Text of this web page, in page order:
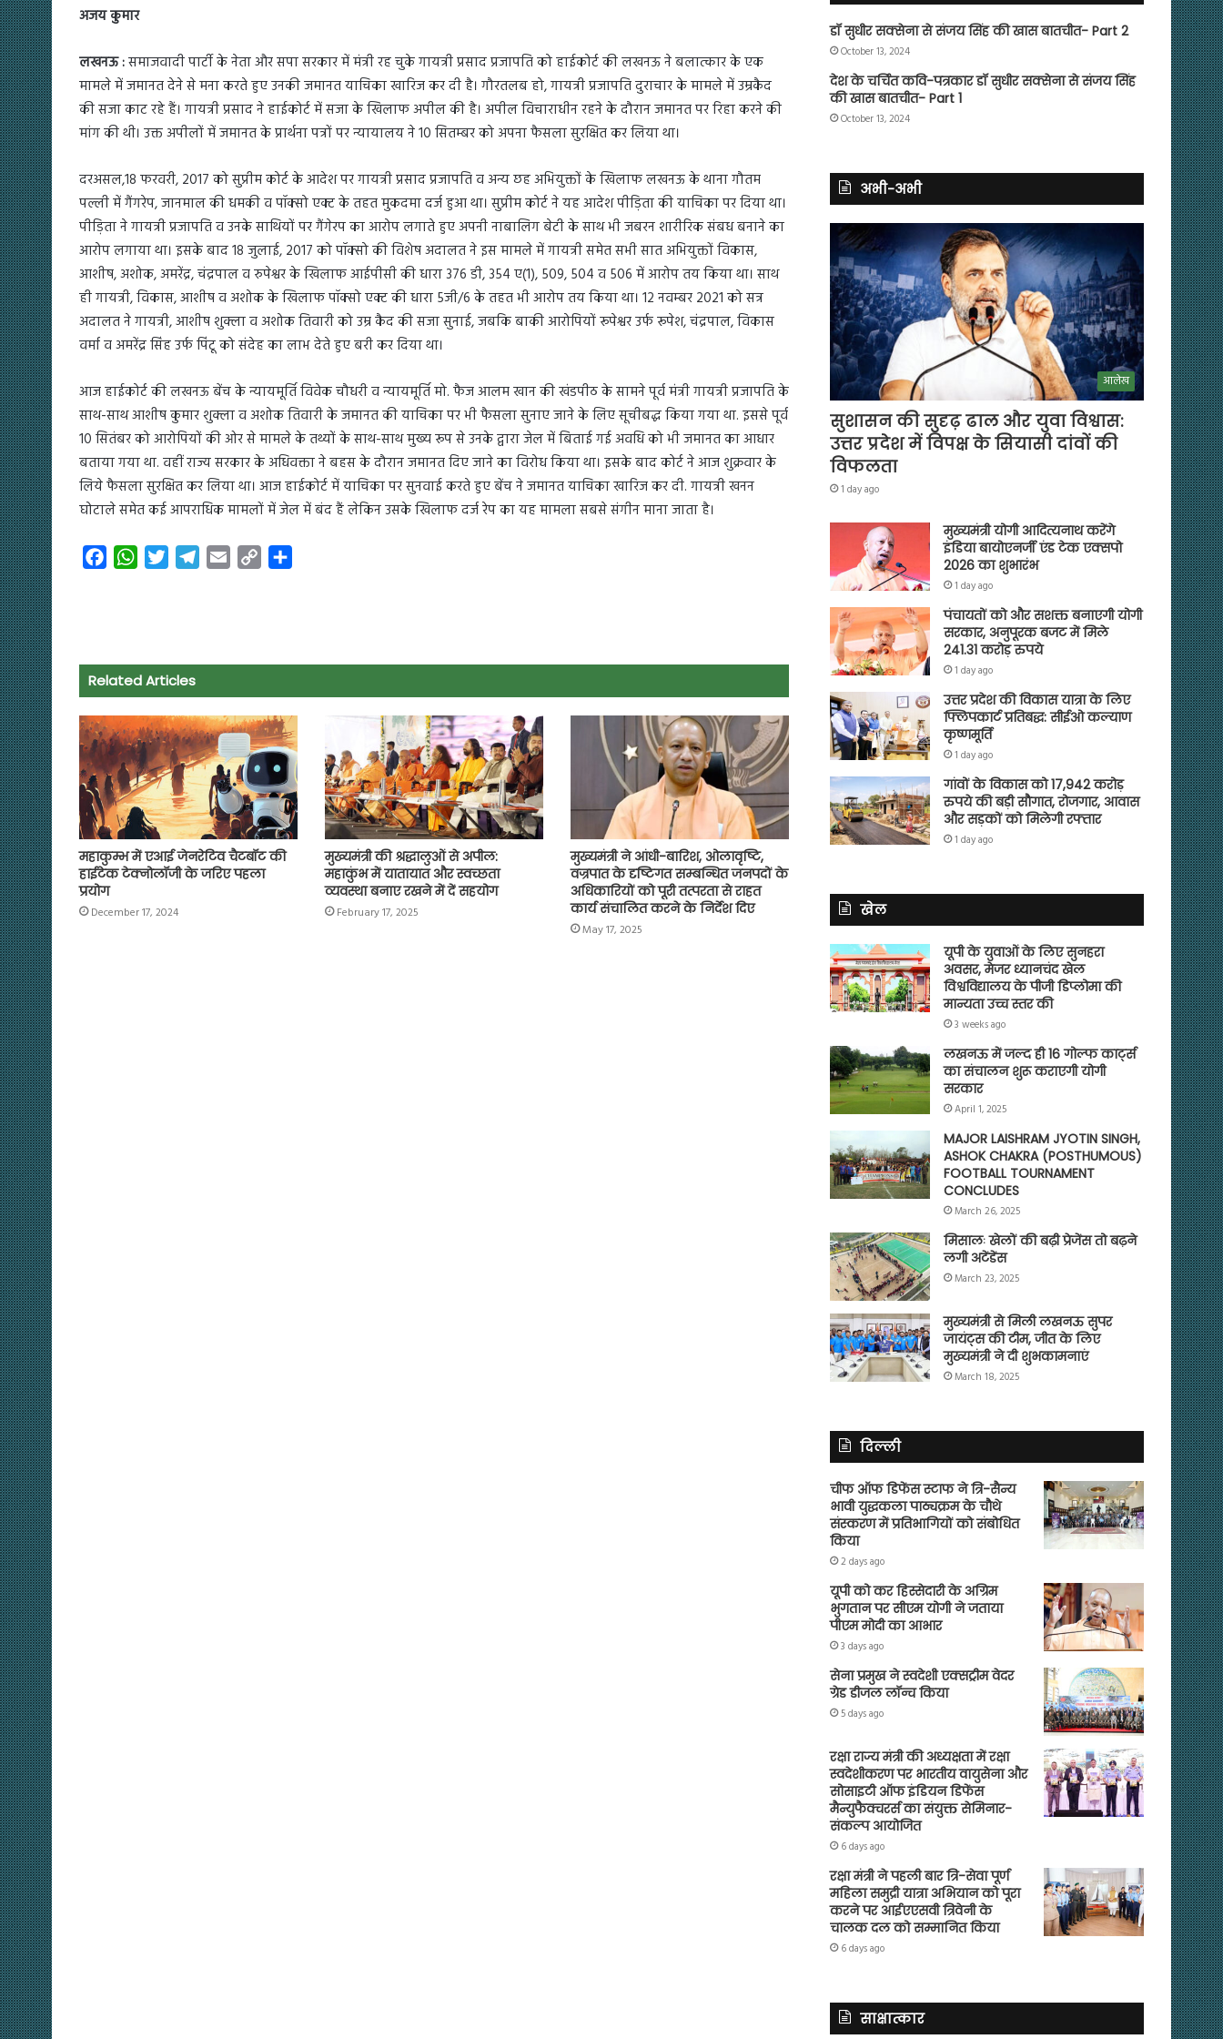
अजय कुमार
लखनऊ :समाजवादी पार्टी के नेता और सपा सरकार में मंत्री रह चुके गायत्री प्रसाद प्रजापति को हाईकोर्ट की लखनऊ ने बलात्कार के एक
मामले में जमानत देने से मना करते हुए उनकी जमानत याचिका खारिज कर दी है। गौरतलब हो, गायत्री प्रजापति दुराचार के मामले में उम्रकैद
की सजा काट रहे हैं। गायत्री प्रसाद ने हाईकोर्ट में सजा के खिलाफ अपील की है। अपील विचाराधीन रहने के दौरान जमानत पर रिहा करने की
मांग की थी। उक्त अपीलों में जमानत के प्रार्थना पत्रों पर न्यायालय ने 10 सितम्बर को अपना फैसला सुरक्षित कर लिया था।
दरअसल,18 फरवरी, 2017 को सुप्रीम कोर्ट के आदेश पर गायत्री प्रसाद प्रजापति व अन्य छह अभियुक्तों के खिलाफ लखनऊ के थाना गौतम
पल्ली में गैंगरेप, जानमाल की धमकी व पॉक्सो एक्ट के तहत मुकदमा दर्ज हुआ था। सुप्रीम कोर्ट ने यह आदेश पीड़िता की याचिका पर दिया था।
पीड़िता ने गायत्री प्रजापति व उनके साथियों पर गैंगेरप का आरोप लगाते हुए अपनी नाबालिग बेटी के साथ भी जबरन शारीरिक संबध बनाने का
आरोप लगाया था। इसके बाद 18 जुलाई, 2017 को पॉक्सो की विशेष अदालत ने इस मामले में गायत्री समेत सभी सात अभियुक्तों विकास,
आशीष, अशोक, अमरेंद्र, चंद्रपाल व रुपेश्वर के खिलाफ आईपीसी की धारा 376 डी, 354 ए(1), 509, 504 व 506 में आरोप तय किया था। साथ
ही गायत्री, विकास, आशीष व अशोक के खिलाफ पॉक्सो एक्ट की धारा 5जी/6 के तहत भी आरोप तय किया था। 12 नवम्बर 2021 को सत्र
अदालत ने गायत्री, आशीष शुक्ला व अशोक तिवारी को उम्र कैद की सजा सुनाई, जबकि बाकी आरोपियों रूपेश्वर उर्फ रूपेश, चंद्रपाल, विकास
वर्मा व अमरेंद्र सिंह उर्फ पिंटू को संदेह का लाभ देते हुए बरी कर दिया था।
आज हाईकोर्ट की लखनऊ बेंच के न्यायमूर्ति विवेक चौधरी व न्यायमूर्ति मो. फैज आलम खान की खंडपीठ के सामने पूर्व मंत्री गायत्री प्रजापति के
साथ-साथ आशीष कुमार शुक्ला व अशोक तिवारी के जमानत की याचिका पर भी फैसला सुनाए जाने के लिए सूचीबद्ध किया गया था. इससे पूर्व
10 सितंबर को आरोपियों की ओर से मामले के तथ्यों के साथ-साथ मुख्य रूप से उनके द्वारा जेल में बिताई गई अवधि को भी जमानत का आधार
बताया गया था. वहीं राज्य सरकार के अधिवक्ता ने बहस के दौरान जमानत दिए जाने का विरोध किया था। इसके बाद कोर्ट ने आज शुक्रवार के
लिये फैसला सुरक्षित कर लिया था। आज हाईकोर्ट में याचिका पर सुनवाई करते हुए बेंच ने जमानत याचिका खारिज कर दी. गायत्री खनन
घोटाले समेत कई आपराधिक मामलों में जेल में बंद हैं लेकिन उसके खिलाफ दर्ज रेप का यह मामला सबसे संगीन माना जाता है।
o
o
k
W
A
p
p
e
r
a
m
n
k
Related Articles
महाकुम्भ में एआई जेनरेटिव चैटबॉट की
हाईटेक टेक्नोलॉजी के जरिए पहला
प्रयोग
December 17, 2024
मुख्यमंत्री की श्रद्धालुओं से अपील:
महाकुंभ में यातायात और स्वच्छता
व्यवस्था बनाए रखने में दें सहयोग
February 17, 2025
मुख्यमंत्री ने आंधी-बारिश, ओलावृष्टि,
वज्रपात के दृष्टिगत सम्बन्धित जनपदों के
अधिकारियों को पूरी तत्परता से राहत
कार्य संचालित करने के निर्देश दिए
May 17, 2025
डॉ सुधीर सक्सेना से संजय सिंह की खास बातचीत- Part 2
October 13, 2024
देश के चर्चित कवि-पत्रकार डॉ सुधीर सक्सेना से संजय सिंह
की खास बातचीत- Part 1
October 13, 2024
अभी-अभी
आलेख
सुशासन की सुदृढ़ ढाल और युवा विश्वास:
उत्तर प्रदेश में विपक्ष के सियासी दांवों की
विफलता
1 day ago
मुख्यमंत्री योगी आदित्यनाथ करेंगे
इंडिया बायोएनर्जी एंड टेक एक्सपो
2026 का शुभारंभ
1 day ago
पंचायतों को और सशक्त बनाएगी योगी
सरकार, अनुपूरक बजट में मिले
241.31 करोड़ रुपये
1 day ago
उत्तर प्रदेश की विकास यात्रा के लिए
फ्लिपकार्ट प्रतिबद्ध: सीईओ कल्याण
कृष्णमूर्ति
1 day ago
गांवों के विकास को 17,942 करोड़
रुपये की बड़ी सौगात, रोजगार, आवास
और सड़कों को मिलेगी रफ्तार
1 day ago
खेल
यूपी के युवाओं के लिए सुनहरा
अवसर, मेजर ध्यानचंद खेल
विश्वविद्यालय के पीजी डिप्लोमा की
मान्यता उच्च स्तर की
3 weeks ago
लखनऊ में जल्द ही 16 गोल्फ कार्ट्स
का संचालन शुरू कराएगी योगी
सरकार
April 1, 2025
MAJOR LAISHRAM JYOTIN SINGH,
ASHOK CHAKRA (POSTHUMOUS)
FOOTBALL TOURNAMENT
CONCLUDES
March 26, 2025
मिसालः खेलों की बढ़ी प्रेजेंस तो बढ़ने
लगी अटेंडेंस
March 23, 2025
मुख्यमंत्री से मिली लखनऊ सुपर
जायंट्स की टीम, जीत के लिए
मुख्यमंत्री ने दी शुभकामनाएं
March 18, 2025
दिल्ली
चीफ ऑफ डिफेंस स्टाफ ने त्रि-सैन्य
भावी युद्धकला पाठ्यक्रम के चौथे
संस्करण में प्रतिभागियों को संबोधित
किया
2 days ago
यूपी को कर हिस्सेदारी के अग्रिम
भुगतान पर सीएम योगी ने जताया
पीएम मोदी का आभार
3 days ago
सेना प्रमुख ने स्वदेशी एक्सट्रीम वेदर
ग्रेड डीजल लॉन्च किया
5 days ago
रक्षा राज्य मंत्री की अध्यक्षता में रक्षा
स्वदेशीकरण पर भारतीय वायुसेना और
सोसाइटी ऑफ इंडियन डिफेंस
मैन्युफैक्चरर्स का संयुक्त सेमिनार-
संकल्प आयोजित
6 days ago
रक्षा मंत्री ने पहली बार त्रि-सेवा पूर्ण
महिला समुद्री यात्रा अभियान को पूरा
करने पर आईएएसवी त्रिवेनी के
चालक दल को सम्मानित किया
6 days ago
साक्षात्कार